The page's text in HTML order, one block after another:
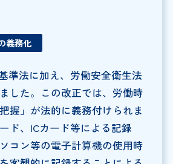
義務化
準法に加え、労働安全衛生法
した。この改正では、労働時
握」が法的に義務付けられま
ド、ICカード等による記録
コン等の電子計算機の使用時